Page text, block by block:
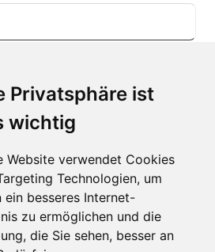
Privatsphäre ist
wichtig
Website verwendet Cookies
Technologien, um
ein besseres Internet-
zu ermöglichen und die
die Sie sehen, besser an